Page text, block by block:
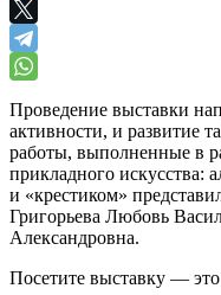
Проведение выставки
активности, и развитие
работы, выполненные в
прикладного искусства:
и «крестиком»
Григорьева Любовь
Александровна.
Посетите выставку —